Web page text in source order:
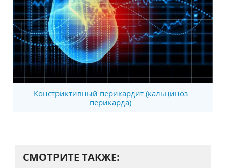
Констриктивный перикардит (кальциноз
перикарда)
СМОТРИТЕ ТАКЖЕ: